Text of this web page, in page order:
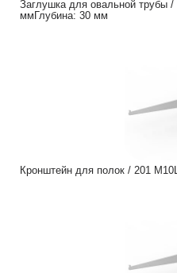
Заглушка для овальной трубы
ммГлубина: 30 мм
Кронштейн для полок / 201